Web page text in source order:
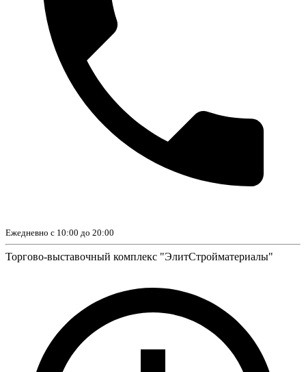
Ежедневно с 10:00 до 20:00
Торгово-выставочный комплекс "ЭлитСтройматериалы"